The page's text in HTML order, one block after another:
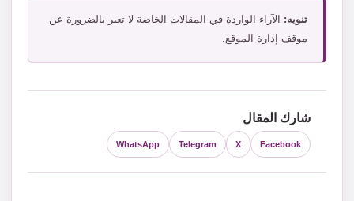
تنويه: الآراء الواردة في المقالات الخاصة لا تعبر بالضرورة عن
موقف إدارة الموقع.
شارك المقال
Facebook
X
Telegram
WhatsApp